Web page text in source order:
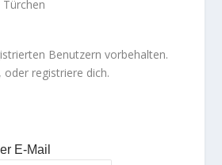
Benutzern vorbehalten.
registriere dich.
E-Mail